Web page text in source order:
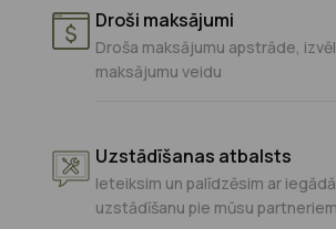
Droši maksājumi
Droša maksājumu apstrāde,
maksājumu veidu
Uzstādīšanas atbalsts
Ieteiksim un palīdzēsim ar
uzstādīšanu pie mūsu partneriem